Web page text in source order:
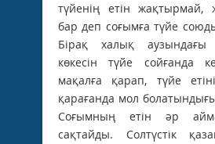
түйенің етін жақтырмай,
бар деп соғымға түйе
Бірақ халық аузындағы
көкесін түйе сойғанда
мақалға қарап, түйе
қарағанда мол
Соғымның етін әр
сақтайды. Солтүстік